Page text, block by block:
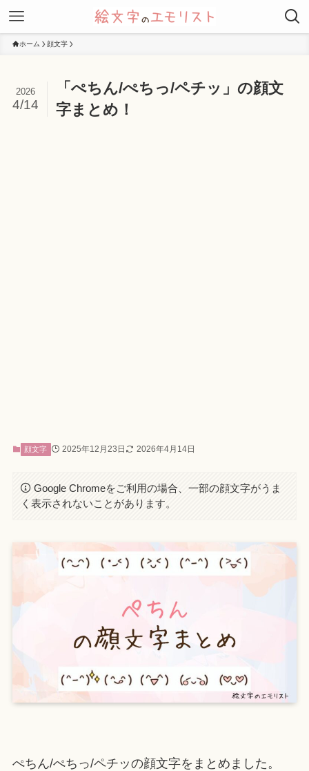
ホーム 顔文字
「ぺちん/ぺちっ/ペチッ」の顔文
字まとめ！
2026
4/14
顔文字 2025年12月23日 2026年4月14日
Google Chromeをご利用の場合、一部の顔文字がうま
く表示されないことがあります。
ぺちん/ぺちっ/ペチッの顔文字をまとめました。